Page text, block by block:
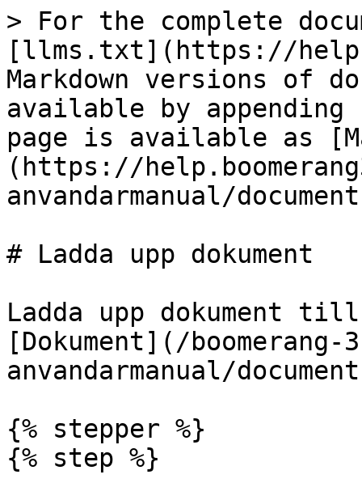
> For the complete
[llms.txt](https://
Markdown versions of
available by
page is available as
(https://
anvandarmanual/
# Ladda upp dokument
Ladda upp dokument
[Dokument](/boomerang-
anvandarmanual/
{% stepper %}
{% step %}